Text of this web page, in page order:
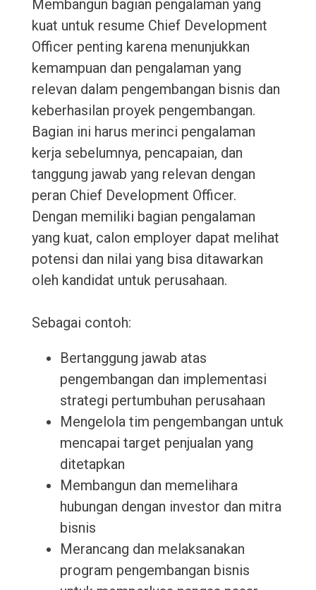
Membangun bagian pengalaman yang
kuat untuk resume Chief Development
Officer penting karena menunjukkan
kemampuan dan pengalaman yang
relevan dalam pengembangan bisnis dan
keberhasilan proyek pengembangan.
Bagian ini harus merinci pengalaman
kerja sebelumnya, pencapaian, dan
tanggung jawab yang relevan dengan
peran Chief Development Officer.
Dengan memiliki bagian pengalaman
yang kuat, calon employer dapat melihat
potensi dan nilai yang bisa ditawarkan
oleh kandidat untuk perusahaan.
Sebagai contoh:
Bertanggung jawab atas
pengembangan dan implementasi
strategi pertumbuhan perusahaan
Mengelola tim pengembangan untuk
mencapai target penjualan yang
ditetapkan
Membangun dan memelihara
hubungan dengan investor dan mitra
bisnis
Merancang dan melaksanakan
program pengembangan bisnis